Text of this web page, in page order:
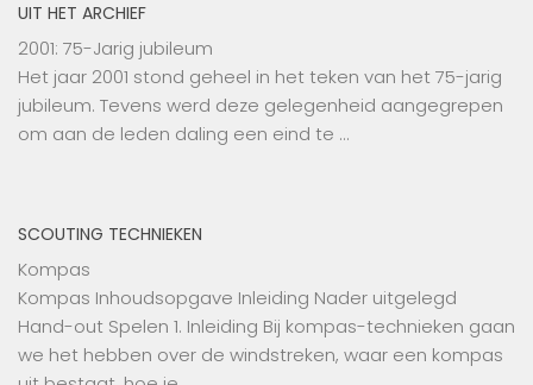
UIT HET ARCHIEF
2001: 75-Jarig jubileum
Het jaar 2001 stond geheel in het teken van het 75-jarig
jubileum. Tevens werd deze gelegenheid aangegrepen
om aan de leden daling een eind te …
SCOUTING TECHNIEKEN
Kompas
Kompas Inhoudsopgave Inleiding Nader uitgelegd
Hand-out Spelen 1. Inleiding Bij kompas-technieken gaan
we het hebben over de windstreken, waar een kompas